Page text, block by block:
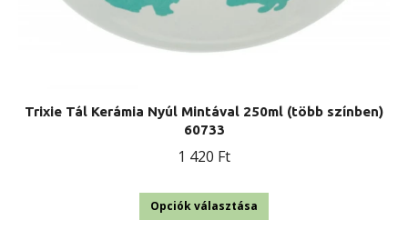
Trixie Tál Kerámia Nyúl Mintával 250ml (több színben)
60733
1 420 Ft
Opciók választása